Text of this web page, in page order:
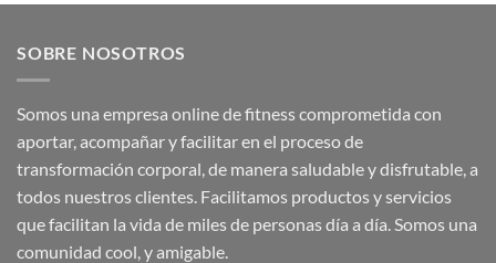
SOBRE NOSOTROS
Somos una empresa online de fitness comprometida con
aportar, acompañar y facilitar en el proceso de
transformación corporal, de manera saludable y disfrutable, a
todos nuestros clientes. Facilitamos productos y servicios
que facilitan la vida de miles de personas día a día. Somos una
comunidad cool, y amigable.